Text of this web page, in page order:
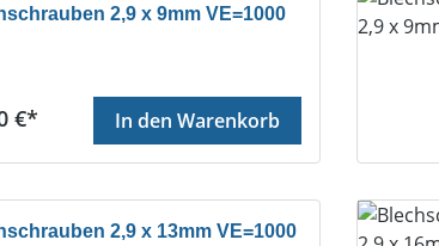
2,9 x 9mm VE=1000
Preis:
€* In den Warenkorb
2,9 x 13mm VE=1000